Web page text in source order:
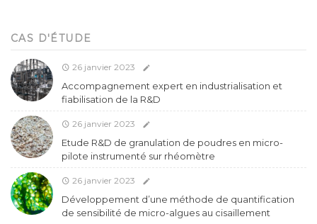
CAS D'ÉTUDE
26 janvier 2023
Accompagnement expert en industrialisation et
fiabilisation de la R&D
26 janvier 2023
Etude R&D de granulation de poudres en micro-
pilote instrumenté sur rhéomètre
26 janvier 2023
Développement d’une méthode de quantification
de sensibilité de micro-algues au cisaillement